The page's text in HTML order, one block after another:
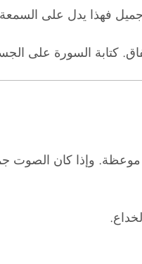
فهذا يدل على السمعة
كتابة السورة على
موعظة. وإذا كان